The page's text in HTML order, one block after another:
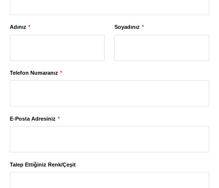
Adınız Soyadınız
Telefon Numaranız
E-Posta Adresiniz
Talep Ettiğiniz Renk/Çeşit